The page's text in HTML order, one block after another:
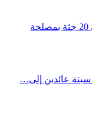
ارتفاع حصيلة ضحايا محاولة اقتحام سبتة إلى 20 جثة بمصلحة
سبتة عائدين إلى…